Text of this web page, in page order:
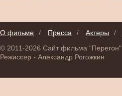
О фильме / Пресса / Актеры /
© 2011-2026 Сайт фильма "Перегон"
Режиссер - Александр Рогожкин